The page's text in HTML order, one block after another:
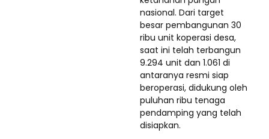
nasional. Dari target
besar pembangunan 30
ribu unit koperasi desa,
saat ini telah terbangun
9.294 unit dan 1.061 di
antaranya resmi siap
beroperasi, didukung oleh
puluhan ribu tenaga
pendamping yang telah
disiapkan.